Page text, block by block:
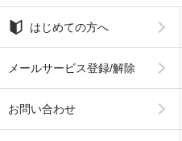
はじめての方へ
メールサービス登録/解除
お問い合わせ